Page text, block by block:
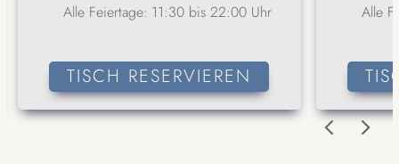
Alle Feiertage: 11:30 bis 22:00 Uhr
TISCH RESERVIEREN
Alle